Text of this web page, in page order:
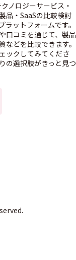
ノロジーサービス・
品・SaaSの比較検討
ットフォームです。
口コミを通じて、製品
などを比較できます。
ックしてみてくださ
の選択肢がきっと見つ